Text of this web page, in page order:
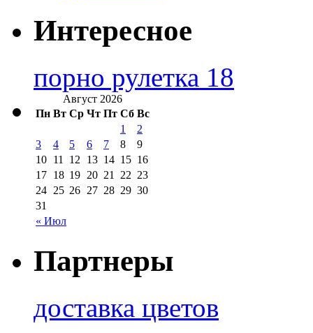
Интересное
порно рулетка 18
Август 2026
Пн Вт Ср Чт Пт Сб Вс
« Июл
1
2
3
4 5 6 7 8
9
10 11 12 13 14 15 16
17 18 19 20 21 22 23
24 25 26 27 28 29 30
31
Партнеры
доставка цветов